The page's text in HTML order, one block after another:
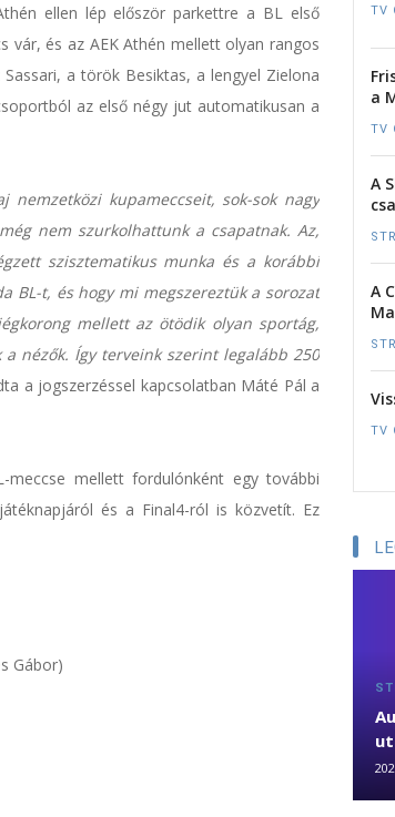
ellen lép először parkettre a BL első
és az AEK Athén mellett olyan rangos
a török Besiktas, a lengyel Zielona
az első négy jut automatikusan a
nemzetközi kupameccseit, sok-sok nagy
nem szurkolhattunk a csapatnak. Az,
szisztematikus munka és a korábbi
BL-t, és hogy mi megszereztük a sorozat
mellett az ötödik olyan sportág,
nézők. Így terveink szerint legalább 250
a jogszerzéssel kapcsolatban Máté Pál a
meccse mellett fordulónként egy további
és a Final4-ról is közvetít. Ez
Gábor)
TV
a
TV
A
A
TV